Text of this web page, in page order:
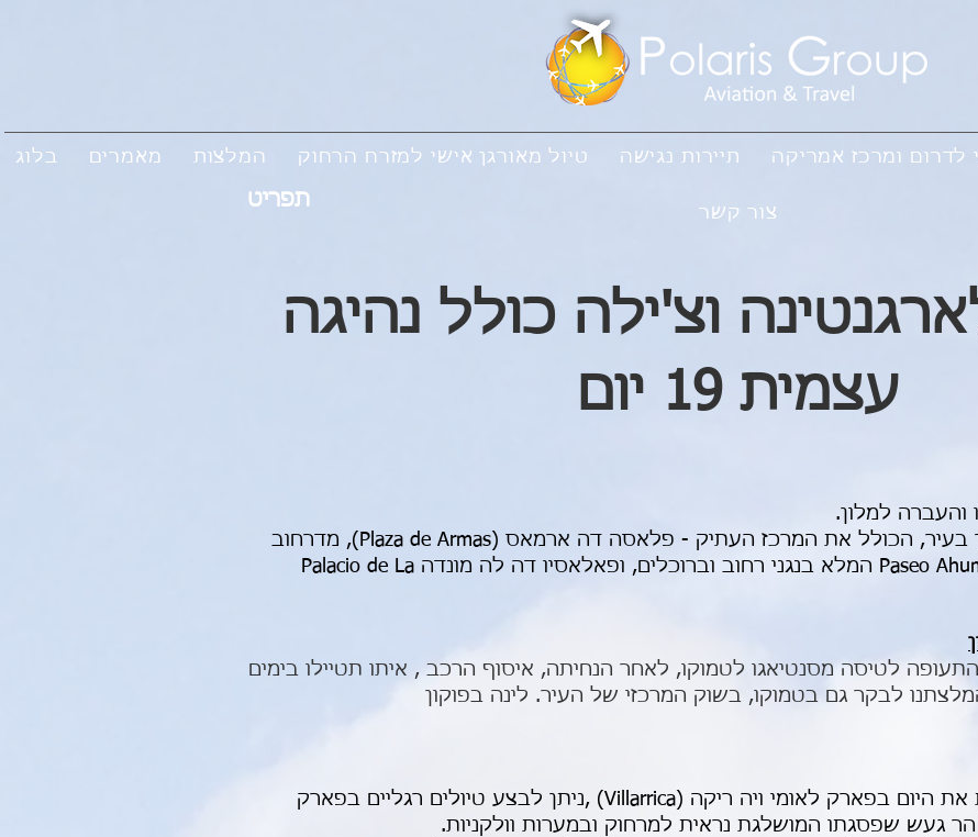
לדרום ומרכז אמריקה תיירות נגישה טיול מאורגן אישי למזרח הרחוק המלצות מאמרים בלוג
צור קשר
תפריט
וצ'ילה כולל נהיגה
עצמית 19 יום
והעברה למלון.
אחר הצהרים נצא לסיור מודרך בעיר, הכולל את המרכז העתיק - פלאסה דה ארמאס (Plaza de Armas), מדרחוב
הקניות פסאו אאומאדה ((Paseo Ahumada המלא בנגני רחוב וברוכלים, ופאלאסיו דה לה מונדה Palacio de La
לטיסה מסנטיאגו לטמוקו, לאחר הנחיתה, איסוף הרכב , איתו תטיילו בימים
המלצתנו לבקר גם בטמוקו, בשוק המרכזי של העיר. לינה בפוקון
פארק וייה ריקה: מומלץ לבלות את היום בפארק לאומי ויה ריקה (Villarrica) ,ניתן לבצע טיולים רגליים בפארק
געש שפסגתו המושלגת נראית למרחוק ובמערות וולקניות.